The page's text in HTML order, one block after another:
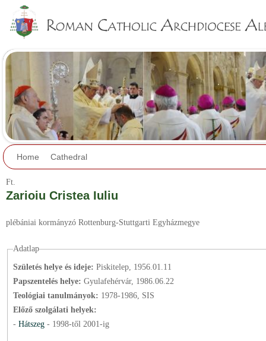
Home Cathedral
Ft.
Zarioiu Cristea Iuliu
plébániai kormányzó Rottenburg-Stuttgarti Egyházmegye
Adatlap
Születés helye és ideje: Piskitelep, 1956.01.11
Papszentelés helye: Gyulafehérvár, 1986.06.22
Teológiai tanulmányok: 1978-1986, SIS
Előző szolgálati helyek:
- Hátszeg - 1998-től 2001-ig